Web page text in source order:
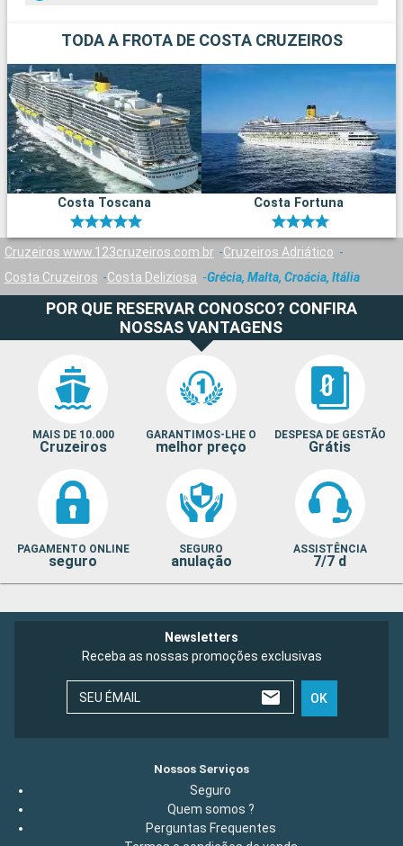
TODA A FROTA DE COSTA CRUZEIROS
Costa Toscana Costa Fortuna
Cruzeiros www.123cruzeiros.com.br
Cruzeiros Adriático
Costa Cruzeiros
Costa Deliziosa Grécia, Malta, Croácia, Itália
POR QUE RESERVAR CONOSCO? CONFIRA
NOSSAS VANTAGENS
MAIS DE 10.000
Cruzeiros
GARANTIMOS-LHE O
melhor preço
DESPESA DE GESTÃO
Grátis
PAGAMENTO ONLINE
seguro
SEGURO
anulação
ASSISTÊNCIA
7/7 d
Newsletters
Receba as nossas promoções exclusivas
SEU ÉMAIL OK
Nossos Serviços
Seguro
Quem somos ?
Perguntas Frequentes